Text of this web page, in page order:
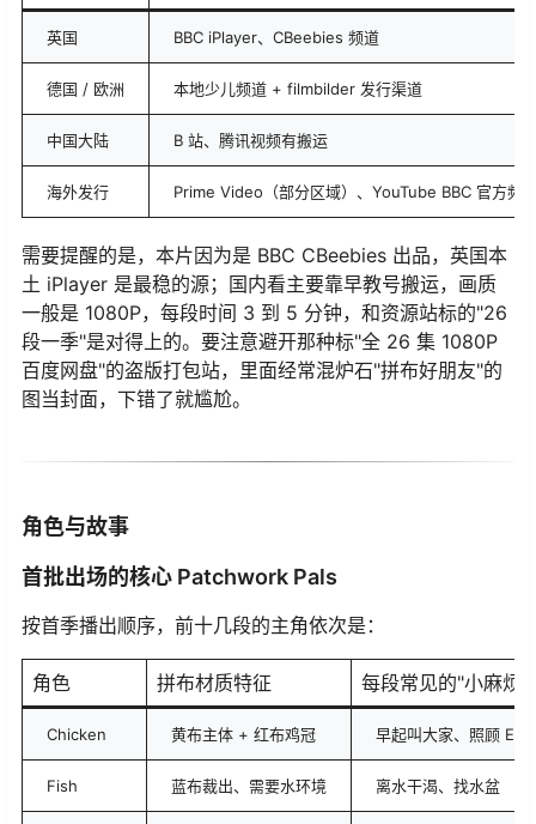
英国 BBC iPlayer、CBeebies 频道
德国 / 欧洲 本地少儿频道 + filmbilder 发行渠道
中国大陆 B 站、腾讯视频有搬运
海外发行 Prime Video（部分区域）、YouTube BBC 官方频
需要提醒的是，本片因为是 BBC CBeebies 出品，英国本
土 iPlayer 是最稳的源；国内看主要靠早教号搬运，画质
一般是 1080P，每段时间 3 到 5 分钟，和资源站标的"26
段一季"是对得上的。要注意避开那种标"全 26 集 1080P
百度网盘"的盗版打包站，里面经常混炉石"拼布好朋友"的
图当封面，下错了就尴尬。
角色与故事
首批出场的核心 Patchwork Pals
按首季播出顺序，前十几段的主角依次是：
角色 拼布材质特征 每段常见的"小麻烦"
Chicken 黄布主体 + 红布鸡冠 早起叫大家、照顾 Egg
Fish 蓝布裁出、需要水环境 离水干渴、找水盆